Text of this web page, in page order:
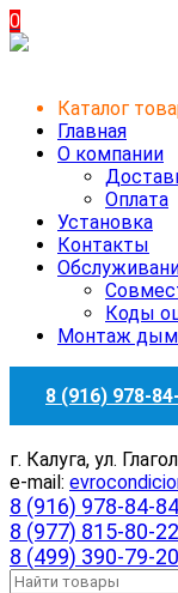
0
Каталог
Главная
О компании
Оплата
Установка
Контакты
Коды
Монтаж
8 (916) 978-
г. Калуга, ул.
e-mail:
8 (916) 978-84-84
8 (977) 815-80-22
8 (499) 390-79-20